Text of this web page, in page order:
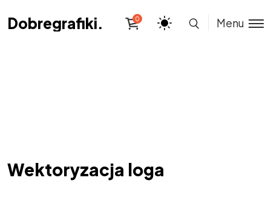
Dobregrafiki.pl
Dobregrafiki.pl 0 Menu
Wektoryzacja loga